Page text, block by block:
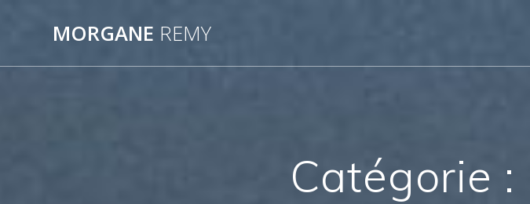
MORGANE REMY
Catégorie :